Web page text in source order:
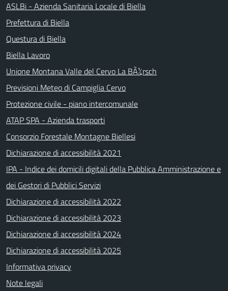
ASLBi - Azienda Sanitaria Locale di Biella
Prefettura di Biella
Questura di Biella
Biella Lavoro
Unione Montana Valle del Cervo La BÃ¼rsch
Previsioni Meteo di Campiglia Cervo
Protezione civile - piano intercomunale
ATAP SPA - Azienda trasporti
Consorzio Forestale Montagne Biellesi
Dichiarazione di accessibilità 2021
IPA - Indice dei domicili digitali della Pubblica Amministrazione e
dei Gestori di Pubblici Servizi
Dichiarazione di accessibilità 2022
Dichiarazione di accessibilità 2023
Dichiarazione di accessibilità 2024
Dichiarazione di accessibilità 2025
Informativa privacy
Note legali